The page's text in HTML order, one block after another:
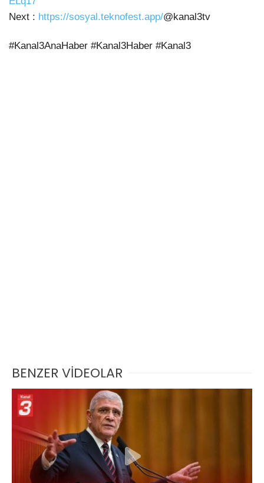
Next : https://sosyal.teknofest.app/@kanal3tv
#Kanal3AnaHaber #Kanal3Haber #Kanal3
BENZER VİDEOLAR